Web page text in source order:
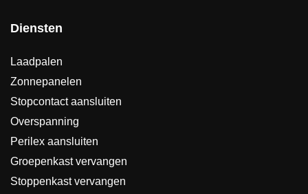
Diensten
Laadpalen
Zonnepanelen
Stopcontact aansluiten
Overspanning
Perilex aansluiten
Groepenkast vervangen
Stoppenkast vervangen